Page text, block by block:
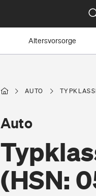
Altersvorsorge
AUTO
(HSN:
Auto